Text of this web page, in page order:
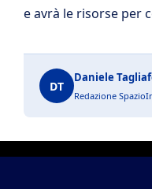
e avrà le risorse per
DT
Daniele
Redazione